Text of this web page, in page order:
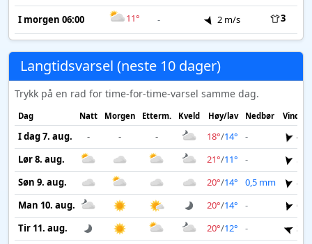
I morgen 06:00 11° - 2 m/s 3
Langtidsvarsel (neste 10 dager)
Trykk på en rad for time-for-time-varsel samme dag.
Dag Natt Morgen Etterm. Kveld Høy/lav Nedbør Vind
I dag 7. aug. - - - 18°/14° -
4
Lør 8. aug.
21°/11° -
5
Søn 9. aug.
20°/14° 0,5 mm
8
Man 10. aug.
20°/14° -
6
Tir 11. aug.
20°/12° -
3